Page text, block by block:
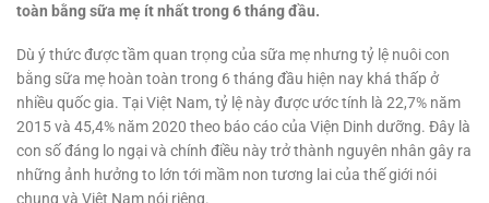
toàn bằng sữa mẹ ít nhất trong 6 tháng đầu.
Dù ý thức được tầm quan trọng của sữa mẹ nhưng tỷ lệ nuôi con
bằng sữa mẹ hoàn toàn trong 6 tháng đầu hiện nay khá thấp ở
nhiều quốc gia. Tại Việt Nam, tỷ lệ này được ước tính là 22,7% năm
2015 và 45,4% năm 2020 theo báo cáo của Viện Dinh dưỡng. Đây là
con số đáng lo ngại và chính điều này trở thành nguyên nhân gây ra
những ảnh hưởng to lớn tới mầm non tương lai của thế giới nói
chung và Việt Nam nói riêng.